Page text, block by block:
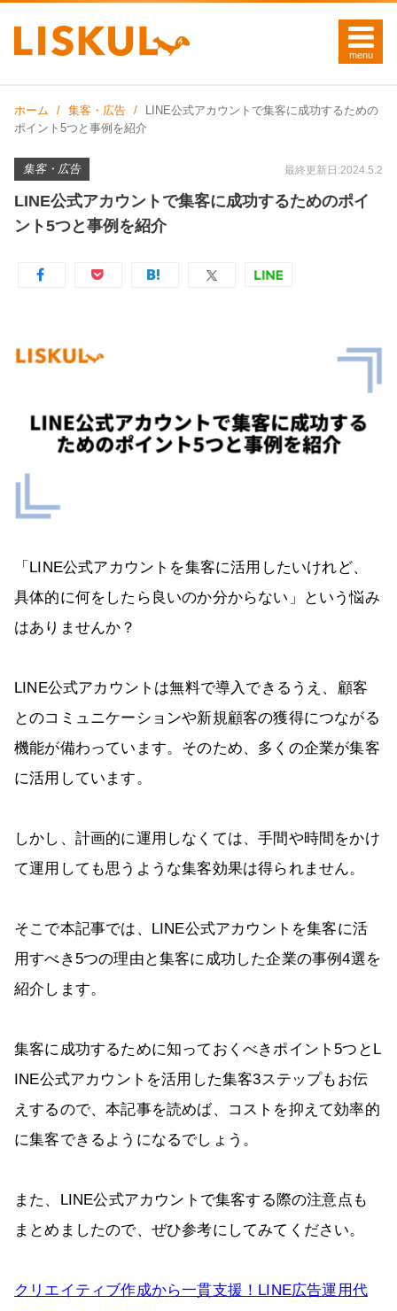
ホーム 集客・広告
LINE公式アカウントで集客に成功するための
ポイント5つと事例を紹介
集客・広告 最終更新日:2024.5.2
LINE公式アカウントで集客に成功するためのポイ
ント5つと事例を紹介
「LINE公式アカウントを集客に活用したいけれど、
具体的に何をしたら良いのか分からない」という悩み
はありませんか？
LINE公式アカウントは無料で導入できるうえ、顧客
とのコミュニケーションや新規顧客の獲得につながる
機能が備わっています。そのため、多くの企業が集客
に活用しています。
しかし、計画的に運用しなくては、手間や時間をかけ
て運用しても思うような集客効果は得られません。
そこで本記事では、LINE公式アカウントを集客に活
用すべき5つの理由と集客に成功した企業の事例4選を
紹介します。
集客に成功するために知っておくべきポイント5つとL
INE公式アカウントを活用した集客3ステップもお伝
えするので、本記事を読めば、コストを抑えて効率的
に集客できるようになるでしょう。
また、LINE公式アカウントで集客する際の注意点も
まとめましたので、ぜひ参考にしてみてください。
クリエイティブ作成から一貫支援！LINE広告運用代